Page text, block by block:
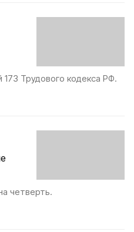
Трудового кодекса РФ.
четверть.